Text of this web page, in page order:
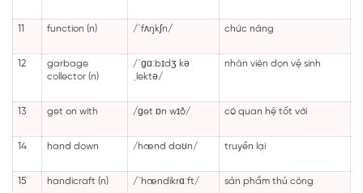
11 function (n) /ˈfʌŋkʃn/ chức năng
12
garbage
collector (n)
/ˈɡɑːbɪdʒ kə
ˌlektə/
nhân viên dọn vệ sinh
13 get on with /ɡet ɒn wɪð/ có quan hệ tốt với
14 hand down /hænd daʊn/ truyền lại
15 handicraft (n) /ˈhændikrɑːft/ sản phẩm thủ công